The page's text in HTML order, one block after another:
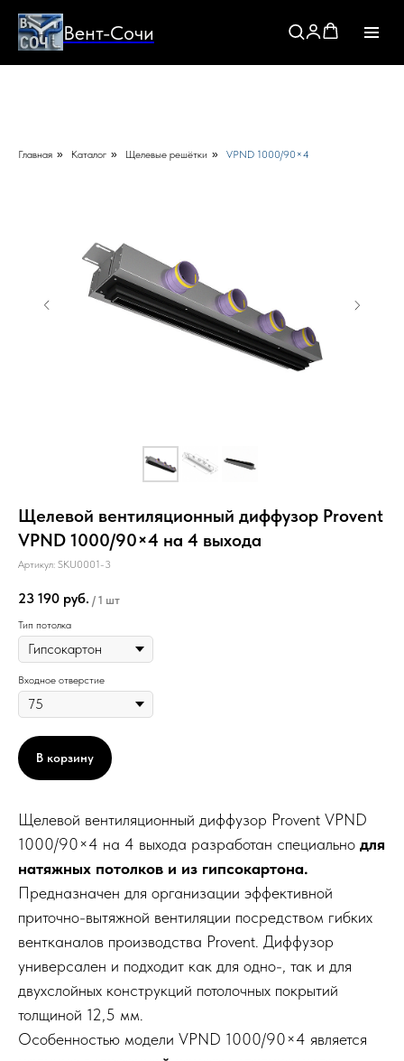
Вент-Сочи
Главная » Каталог » Щелевые решётки » VPND 1000/90×4
Щелевой вентиляционный диффузор Provent
VPND 1000/90×4 на 4 выхода
Артикул: SKU0001-3
23 190 руб. / 1 шт
Тип потолка
Входное отверстие
В корзину
Щелевой вентиляционный диффузор Provent VPND
1000/90×4 на 4 выхода разработан специально для
натяжных потолков и из гипсокартона.
Предназначен для организации эффективной
приточно-вытяжной вентиляции посредством гибких
вентканалов производства Provent. Диффузор
универсален и подходит как для одно-, так и для
двухслойных конструкций потолочных покрытий
толщиной 12,5 мм.
Особенностью модели VPND 1000/90×4 является